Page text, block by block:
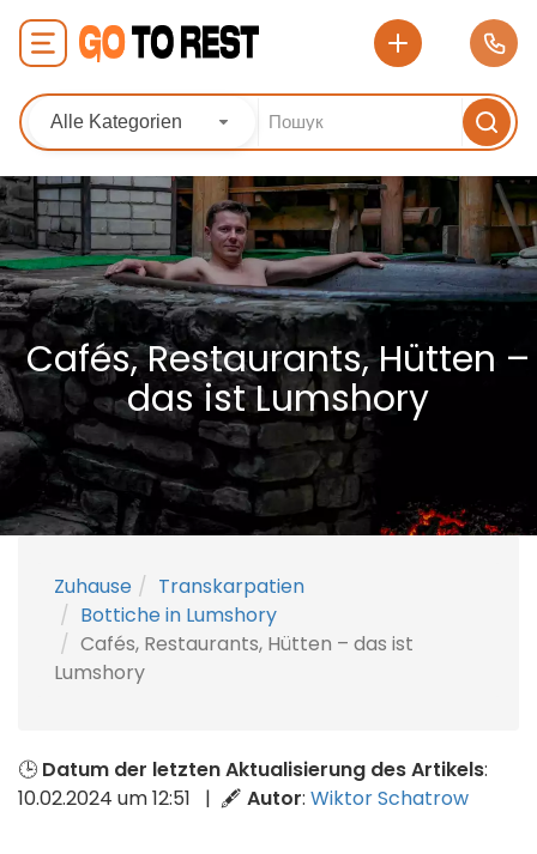
Alle Kategorien
Cafés, Restaurants, Hütten –
das ist Lumshory
Zuhause
Transkarpatien
Bottiche in Lumshory
Cafés, Restaurants, Hütten – das ist
Lumshory
🕒 Datum der letzten Aktualisierung des Artikels:
10.02.2024 um 12:51 | 🖋 Autor: Wiktor Schatrow